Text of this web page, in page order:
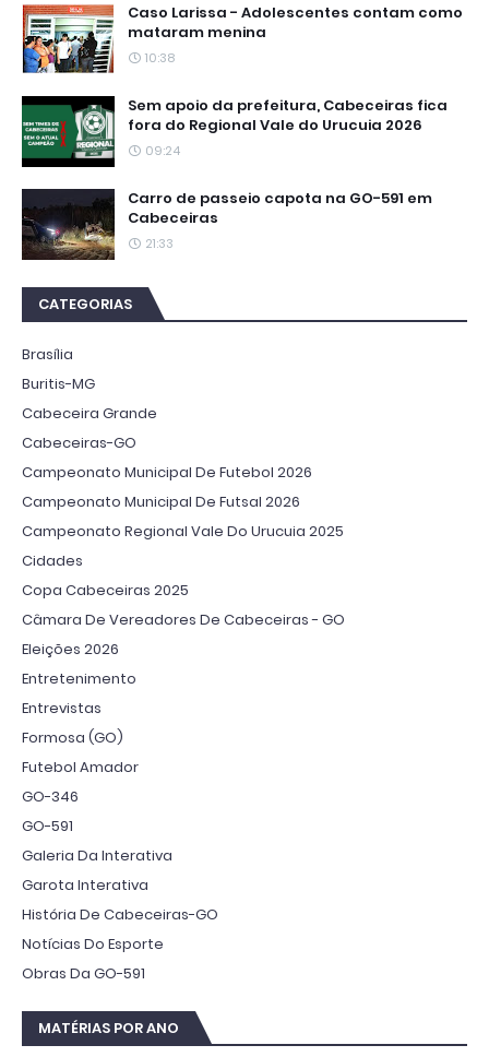
Caso Larissa - Adolescentes contam como
mataram menina
10:38
Sem apoio da prefeitura, Cabeceiras fica
fora do Regional Vale do Urucuia 2026
09:24
Carro de passeio capota na GO-591 em
Cabeceiras
21:33
CATEGORIAS
Brasília
Buritis-MG
Cabeceira Grande
Cabeceiras-GO
Campeonato Municipal De Futebol 2026
Campeonato Municipal De Futsal 2026
Campeonato Regional Vale Do Urucuia 2025
Cidades
Copa Cabeceiras 2025
Câmara De Vereadores De Cabeceiras - GO
Eleições 2026
Entretenimento
Entrevistas
Formosa (GO)
Futebol Amador
GO-346
GO-591
Galeria Da Interativa
Garota Interativa
História De Cabeceiras-GO
Notícias Do Esporte
Obras Da GO-591
MATÉRIAS POR ANO